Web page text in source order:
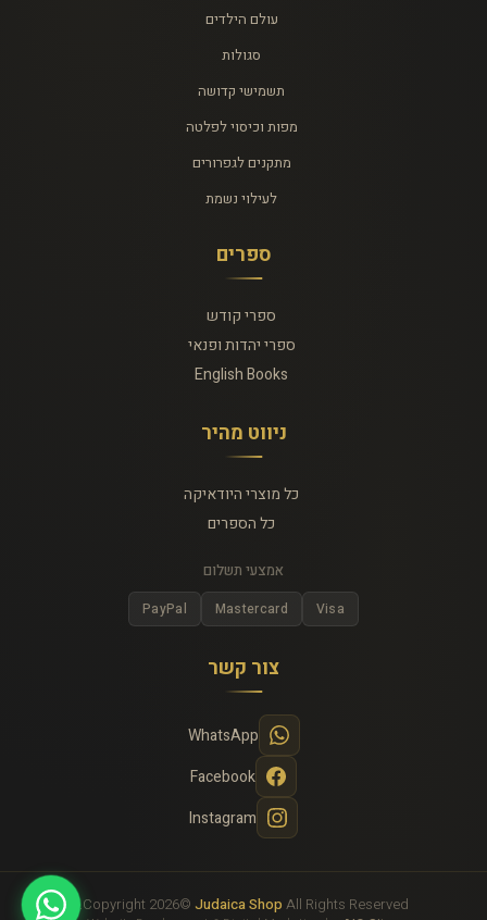
עולם הילדים
סגולות
תשמישי קדושה
מפות וכיסוי לפלטה
מתקנים לגפרורים
לעילוי נשמת
ספרים
ספרי קודש
ספרי יהדות ופנאי
English Books
ניווט מהיר
כל מוצרי היודאיקה
כל הספרים
אמצעי תשלום
Visa
Mastercard
PayPal
צור קשר
WhatsApp
Facebook
Instagram
Copyright 2026© Judaica Shop All Rights Reserved.